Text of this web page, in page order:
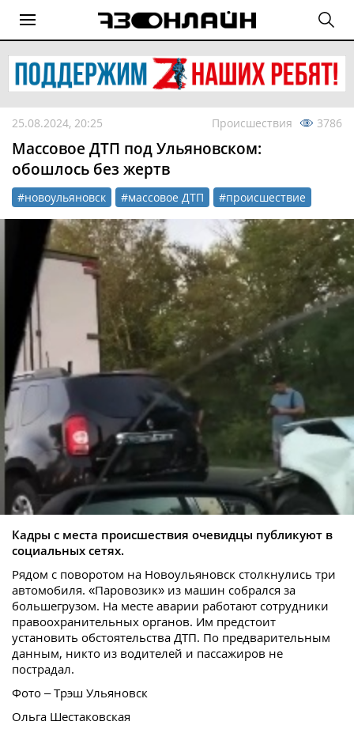
25.08.2024, 20:25 Происшествия 3786
Массовое ДТП под Ульяновском:
обошлось без жертв
#новоульяновск #массовое ДТП #происшествие
Кадры с места происшествия очевидцы публикуют в
социальных сетях.
Рядом с поворотом на Новоульяновск столкнулись три
автомобиля. «Паровозик» из машин собрался за
большегрузом. На месте аварии работают сотрудники
правоохранительных органов. Им предстоит
установить обстоятельства ДТП. По предварительным
данным, никто из водителей и пассажиров не
пострадал.
Фото – Трэш Ульяновск
Ольга Шестаковская